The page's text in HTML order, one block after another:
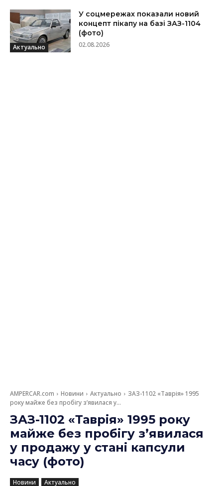
Актуально
У соцмережах показали новий
концепт пікапу на базі ЗАЗ-1104
(фото)
02.08.2026